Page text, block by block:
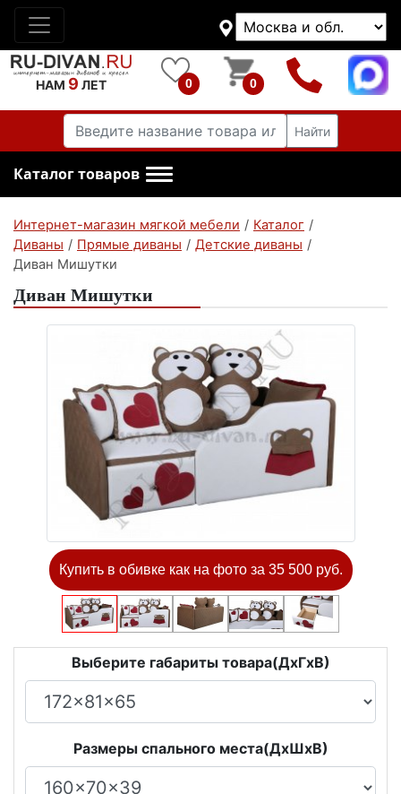
НАМ 9 ЛЕТ 0 0
Найти
Каталог товаров
Интернет-магазин мягкой мебели / Каталог /
Диваны / Прямые диваны / Детские диваны /
Диван Мишутки
Диван Мишутки
Купить в обивке как на фото за 35 500 руб.
Выберите габариты товара(ДxГxВ)
Размеры спального места(ДxШxВ)